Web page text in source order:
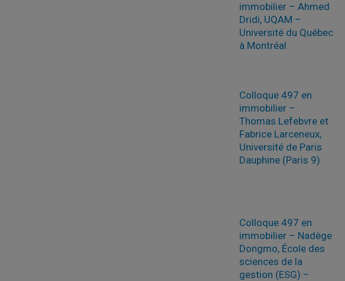
immobilier – Ahmed
Dridi, UQAM –
Université du Québec
à Montréal
Colloque 497 en
immobilier –
Thomas Lefebvre et
Fabrice Larceneux,
Université de Paris
Dauphine (Paris 9)
Colloque 497 en
immobilier – Nadège
Dongmo, École des
sciences de la
gestion (ESG) –